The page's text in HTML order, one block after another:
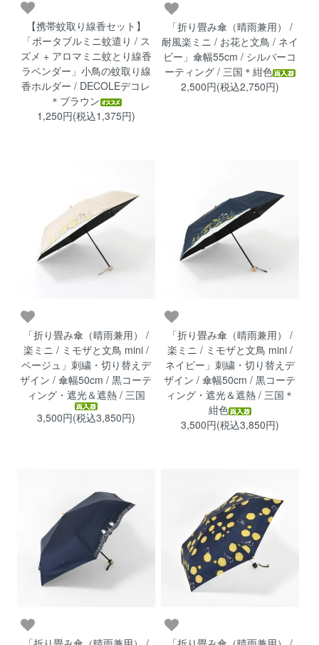
【携帯蚊取り線香セット】
「ポータブルミニ蚊遣り / ス
ズメ + アロマミニ蚊とり線香
ラベンダー」小鳥の蚊取り線
香ホルダー / DECOLEデコレ
＊ブラウン
1,250円(税込1,375円)
「折り畳み傘（晴雨兼用） /
耐風楽ミニ / お花と文鳥 / ネイ
ビー」傘幅55cm / シルバーコ
ーティング / 三国＊紺色
2,500円(税込2,750円)
「折り畳み傘（晴雨兼用） /
楽ミニ / ミモザと文鳥 mini /
ベージュ」刺繍・切り替えデ
ザイン / 傘幅50cm / 黒コーテ
ィング・遮光＆遮熱 / 三国
3,500円(税込3,850円)
「折り畳み傘（晴雨兼用） /
楽ミニ / ミモザと文鳥 mini /
ネイビー」刺繍・切り替えデ
ザイン / 傘幅50cm / 黒コーテ
ィング・遮光＆遮熱 / 三国＊
紺色
3,500円(税込3,850円)